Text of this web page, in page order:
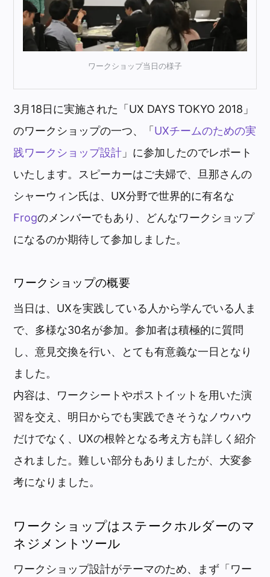
ワークショップ当日の様子
3月18日に実施された「UX DAYS TOKYO 2018」
のワークショップの一つ、「 UXチームのための実
践ワークショップ設計 」に参加したのでレポート
いたします。スピーカーはご夫婦で、旦那さんの
シャーウィン氏は、UX分野で世界的に有名な
Frogのメンバーでもあり、どんなワークショップ
になるのか期待して参加しました。
ワークショップの概要
当日は、UXを実践している人から学んでいる人ま
で、多様な30名が参加。参加者は積極的に質問
し、意見交換を行い、とても有意義な一日となり
ました。
内容は、ワークシートやポストイットを用いた演
習を交え、明日からでも実践できそうなノウハウ
だけでなく、UXの根幹となる考え方も詳しく紹介
されました。難しい部分もありましたが、大変参
考になりました。
ワークショップはステークホルダーのマ
ネジメントツール
ワークショップ設計がテーマのため、まず「ワー